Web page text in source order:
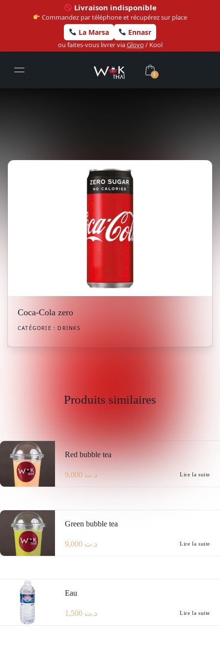
Livraison indisponible
Commandez par téléphone et récupérez sur place
La Marsa Ennasr
ou faites-vous livrer viaGlovo/ Kool
0
Coca-Cola zero
CATÉGORIE : DRINKS
Produits similaires
Red bubble tea
د.ت Lire la suite
Green bubble tea
د.ت Lire la suite
Eau
د.ت Lire la suite